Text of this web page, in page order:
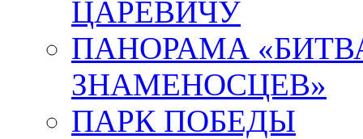
ЦАРЕВИЧУ
ПАНОРАМА
ЗНАМЕНОСЦЕВ»
ПАРК ПОБЕДЫ